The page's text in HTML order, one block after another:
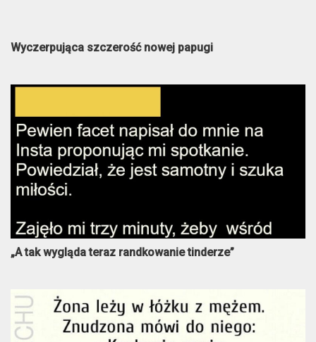
Wyczerpująca szczerość nowej papugi
„A tak wygląda teraz randkowanie tinderze”